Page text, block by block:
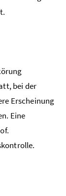
bei der
Erscheinung
Eine